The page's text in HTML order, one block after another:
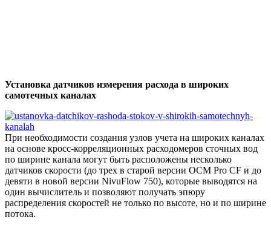
Установка датчиков измерения расхода в широких
самотечных каналах
При необходимости создания узлов учета на широких каналах
на основе кросс-корреляционных расходомеров сточных вод
по ширине канала могут быть расположены несколько
датчиков скорости (до трех в старой версии OCM Pro CF и до
девяти в новой версии NivuFlow 750), которые выводятся на
один вычислитель и позволяют получать эпюру
распределения скоростей не только по высоте, но и по ширине
потока.